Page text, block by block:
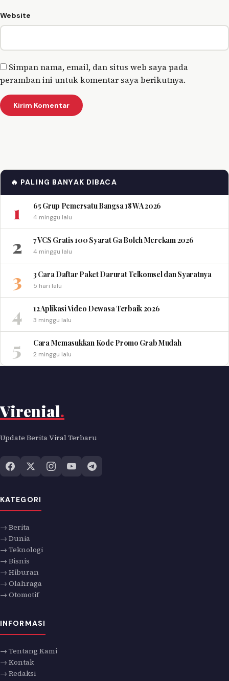
Website
Simpan nama, email, dan situs web saya pada
peramban ini untuk komentar saya berikutnya.
🔥 PALING BANYAK DIBACA
1 65 Grup Pemersatu Bangsa 18 WA 2026
4 minggu lalu
2 7 VCS Gratis 100 Syarat Ga Boleh Merekam 2026
4 minggu lalu
3 3 Cara Daftar Paket Darurat Telkomsel dan Syaratnya
5 hari lalu
4 12 Aplikasi Video Dewasa Terbaik 2026
3 minggu lalu
5 Cara Memasukkan Kode Promo Grab Mudah
2 minggu lalu
Virenial.
Update Berita Viral Terbaru
KATEGORI
→ Berita
→ Dunia
→ Teknologi
→ Bisnis
→ Hiburan
→ Olahraga
→ Otomotif
INFORMASI
→ Tentang Kami
→ Kontak
→ Redaksi